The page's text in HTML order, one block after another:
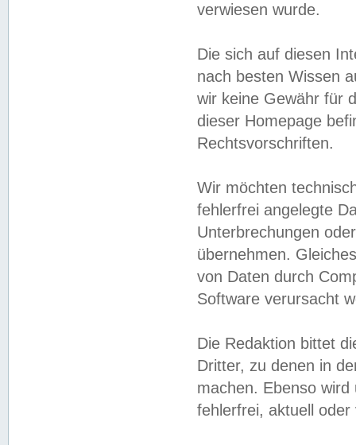
verwiesen wurde.
Die sich auf diesen
nach besten Wissen
wir keine Gewähr für
dieser Homepage
Rechtsvorschriften.
Wir möchten
fehlerfrei angelegte
Unterbrechungen
übernehmen.
von Daten durch
Software verursacht
Die Redaktion bittet
Dritter, zu denen in
machen. Ebenso
fehlerfrei, aktuell oder